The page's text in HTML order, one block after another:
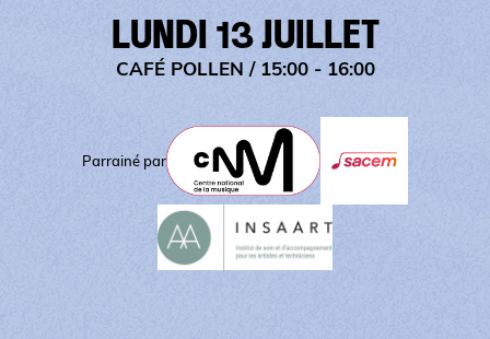
LUNDI 13 JUILLET
CAFÉ POLLEN / 15:00 - 16:00
Parrainé par